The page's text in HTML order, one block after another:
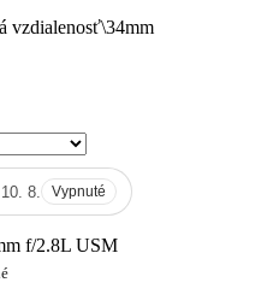
vzdialenosť\34mm
8. Vypnuté